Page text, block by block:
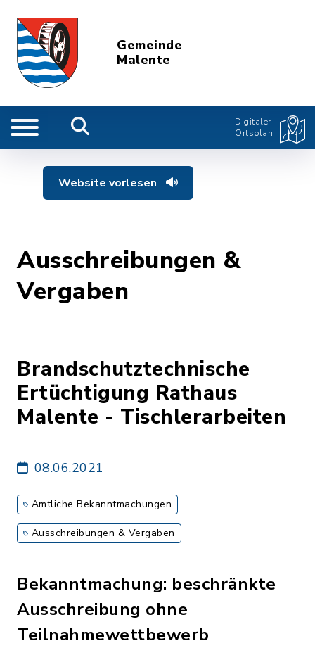
Gemeinde
Malente
Digitaler
Ortsplan
Website vorlesen
Ausschreibungen &
Vergaben
Brandschutztechnische
Ertüchtigung Rathaus
Malente - Tischlerarbeiten
08.06.2021
Amtliche Bekanntmachungen
Ausschreibungen & Vergaben
Bekanntmachung: beschränkte
Ausschreibung ohne
Teilnahmewettbewerb